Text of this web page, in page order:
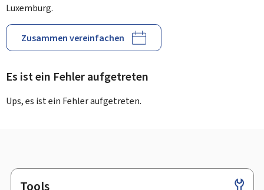
Luxemburg.
Zusammen vereinfachen
Es ist ein Fehler aufgetreten
Ups, es ist ein Fehler aufgetreten.
Tools